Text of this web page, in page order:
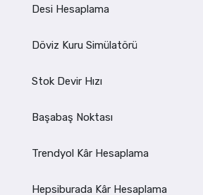
Desi Hesaplama
Döviz Kuru Simülatörü
Stok Devir Hızı
Başabaş Noktası
Trendyol Kâr Hesaplama
Hepsiburada Kâr Hesaplama